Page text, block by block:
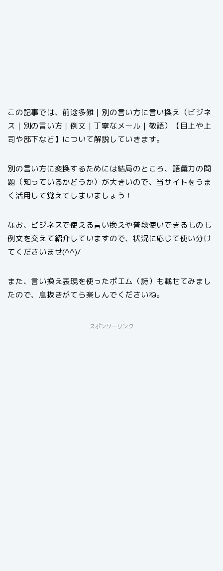
この記事では、前途多難｜別の言い方に言い換え（ビジネ
ス｜別の言い方｜例文｜丁寧なメール｜敬語）【目上や上
司や部下など】について解説していきます。
別の言い方に変換するためには結局のところ、語彙力の問
題（知っているかどうか）が大きいので、当サイトをうま
く活用して覚えてしまいましょう！
なお、ビジネスで使える言い換えや普段使いできるものも
例文を交えて紹介していますので、状況に応じて使い分け
てくださいませ(^^)/
また、言い換え表現を使ったポエム（詩）も載せてみまし
たので、息抜きがてら楽しんでくださいね。
スポンサーリンク